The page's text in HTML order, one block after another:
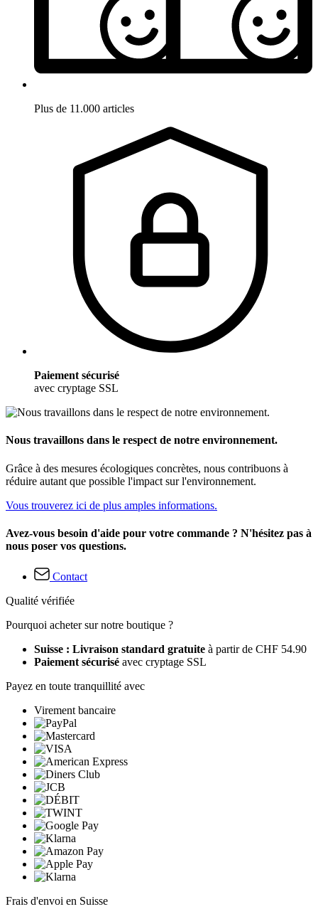
Plus de 11.000 articles
Paiement sécurisé
avec cryptage SSL
Nous travaillons dans le respect de notre environnement.
Grâce à des mesures écologiques concrètes, nous contribuons à
réduire autant que possible l'impact sur l'environnement.
Vous trouverez ici de plus amples informations.
Avez-vous besoin d'aide pour votre commande ? N'hésitez pas à
nous poser vos questions.
Contact
Qualité vérifiée
Pourquoi acheter sur notre boutique ?
Suisse : Livraison standard gratuite à partir de CHF 54.90
Paiement sécurisé avec cryptage SSL
Payez en toute tranquillité avec
Virement bancaire
Frais d'envoi en Suisse